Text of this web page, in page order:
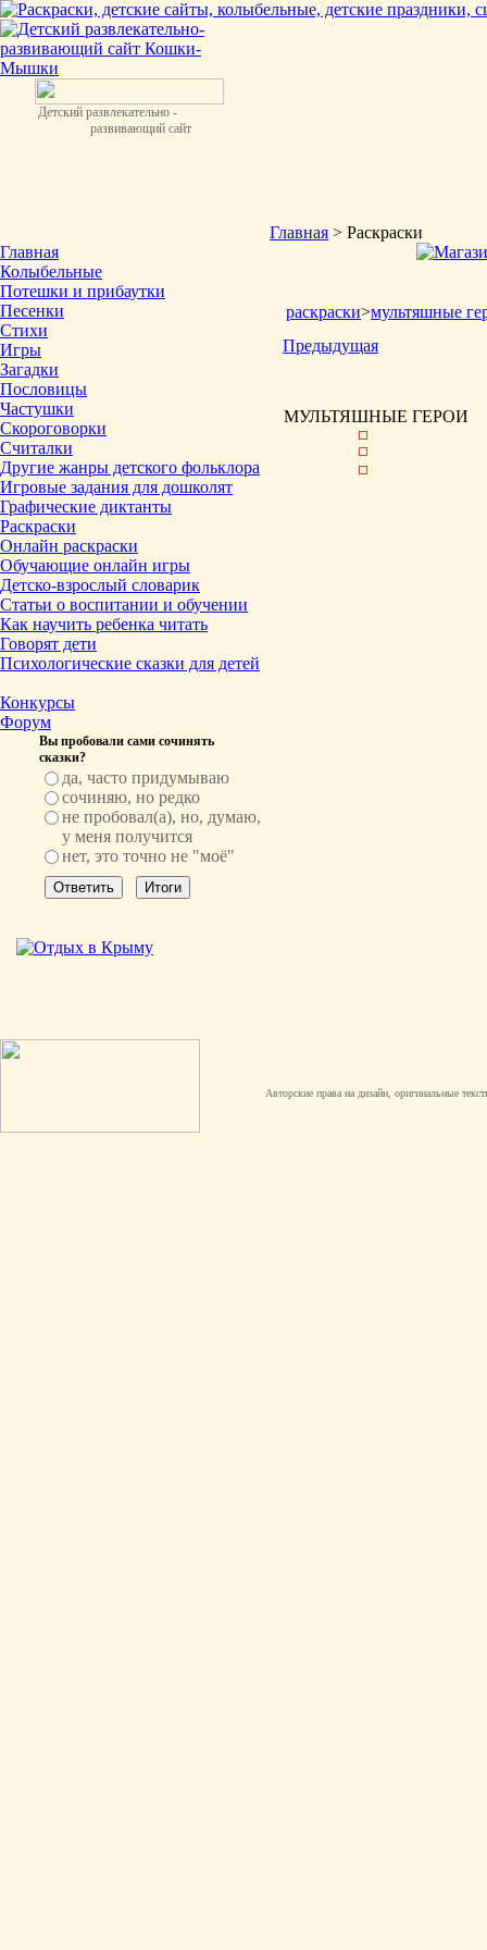
Детский развлекательно -
развивающий сайт
Главная
Колыбельные
Потешки и прибаутки
Песенки
Стихи
Игры
Загадки
Пословицы
Частушки
Скороговорки
Считалки
Другие жанры детского фольклора
Игровые задания для дошколят
Графические диктанты
Раскраски
Онлайн раскраски
Обучающие онлайн игры
Детско-взрослый словарик
Статьи о воспитании и обучении
Как научить ребенка читать
Говорят дети
Психологические сказки для детей
Конкурсы
Форум
Вы пробовали сами сочинять
сказки?
да, часто придумываю
сочиняю, но редко
не пробовал(а), но, думаю,
у меня получится
нет, это точно не "моё"
Главная > Раскраски
раскраски>мультяшные
Предыдущая
МУЛЬТЯШНЫЕ ГЕРОИ
Авторские права на дизайн, оригинальные